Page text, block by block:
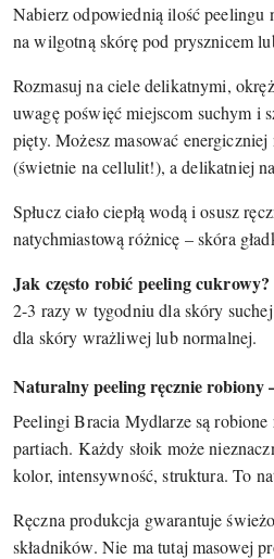
Nabierz odpowiednią ilość peelingu
na wilgotną skórę pod prysznicem
Rozmasuj na ciele delikatnymi,
uwagę poświęć miejscom suchym i
pięty. Możesz masować
(świetnie na cellulit!), a delikatniej
Spłucz ciało ciepłą wodą i osusz
natychmiastową różnicę – skóra
Jak często robić peeling cukrowy?
2-3 razy w tygodniu dla skóry
dla skóry wrażliwej lub normalnej.
Naturalny peeling ręcznie
Peelingi Bracia Mydlarze są
partiach. Każdy słoik może
kolor, intensywność, struktura. To
Ręczna produkcja gwarantuje
składników. Nie ma tutaj masowej